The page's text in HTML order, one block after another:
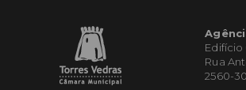
Edifício
Rua
2560-